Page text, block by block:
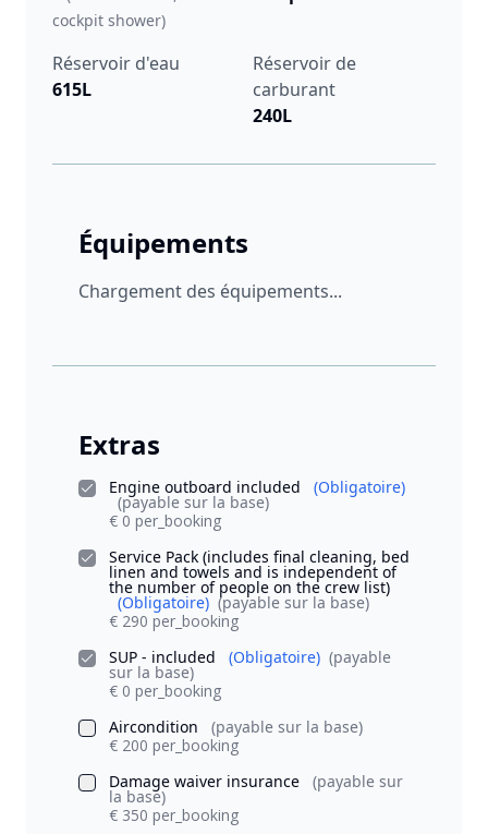
cockpit shower)
Réservoir d'eau
615L
Réservoir de
carburant
240L
Équipements
Chargement des équipements...
Extras
Engine outboard included (Obligatoire)
(payable sur la base)
€ 0 per_booking
Service Pack (includes final cleaning, bed
linen and towels and is independent of
the number of people on the crew list)
(Obligatoire) (payable sur la base)
€ 290 per_booking
SUP - included
(Obligatoire) (payable
sur la base)
€ 0 per_booking
Aircondition
(payable sur la base)
€ 200 per_booking
Damage waiver insurance
(payable sur
la base)
€ 350 per_booking